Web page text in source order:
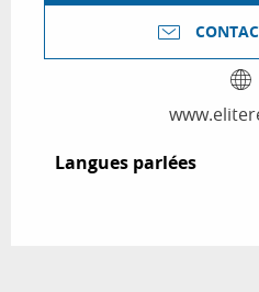
Langues parlées
Langues parlées